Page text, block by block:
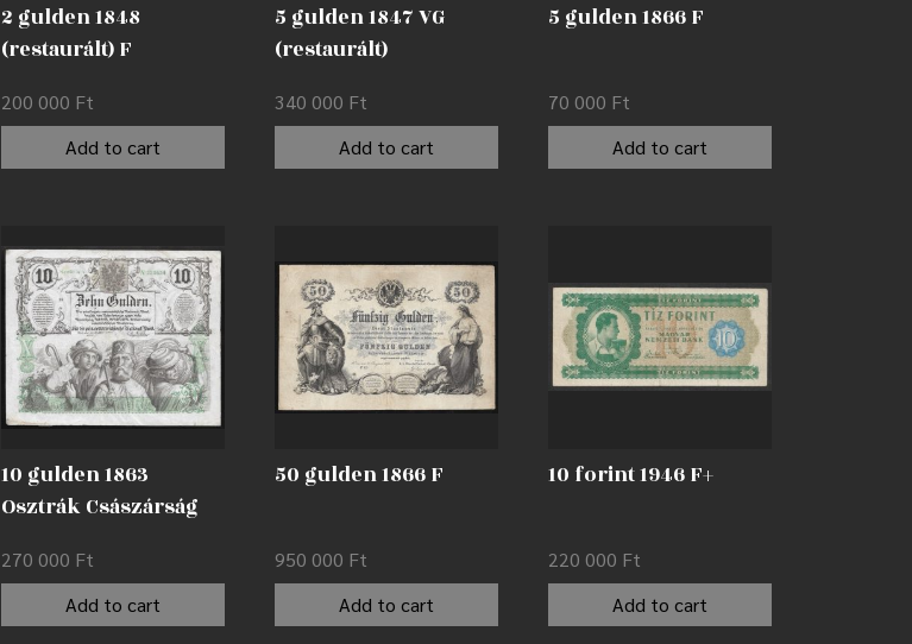
2 gulden 1848
(restaurált) F
200 000 Ft
Add to cart
5 gulden 1847 VG
(restaurált)
340 000 Ft
Add to cart
5 gulden 1866 F
70 000 Ft
Add to cart
10 gulden 1863
Osztrák Császárság
Magyar Monarchia) F
270 000 Ft
Add to cart
50 gulden 1866 F
950 000 Ft
Add to cart
10 forint 1946 F+
220 000 Ft
Add to cart